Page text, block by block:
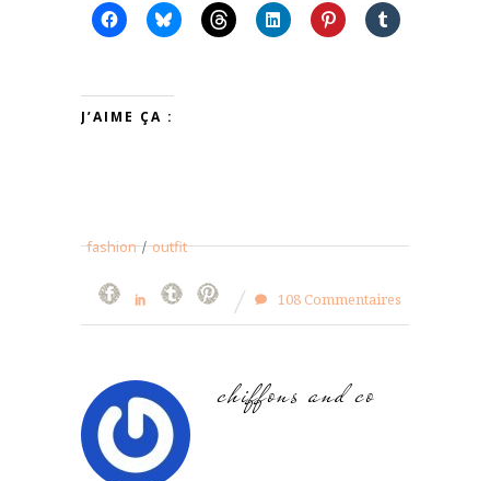
J’AIME ÇA :
fashion / outfit
108 Commentaires
chiffons and co